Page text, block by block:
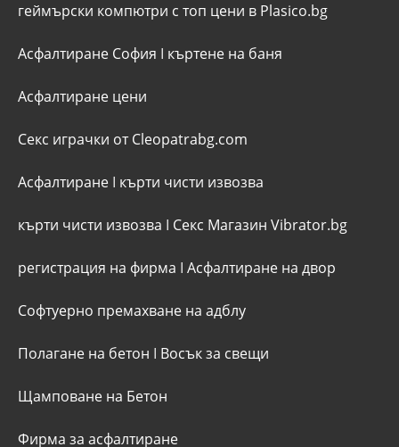
геймърски компютри с топ цени в Plasico.bg
Асфалтиране София I къртене на баня
Асфалтиране цени
Секс играчки от Cleopatrabg.com
Асфалтиране I кърти чисти извозва
кърти чисти извозва I Секс Магазин Vibrator.bg
регистрация на фирма I Асфалтиране на двор
Софтуерно премахване на адблу
Полагане на бетон I Восък за свещи
Щамповане на Бетон
Фирма за асфалтиране